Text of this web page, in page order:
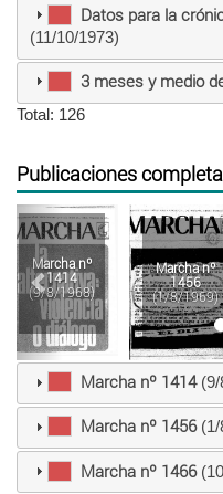
Datos para la
(11/10/1973)
3 meses y medio
Total: 126
Publicaciones
Marcha nº
1414
(9/8/1968)
Marcha nº
1456
(1/8/1969)
Anterior
Marcha nº 1414(9/
Marcha nº 1456(1/
Marcha nº 1466